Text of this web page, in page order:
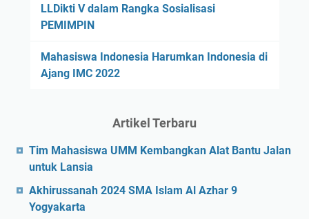
LLDikti V dalam Rangka Sosialisasi
PEMIMPIN
Mahasiswa Indonesia Harumkan Indonesia di
Ajang IMC 2022
Artikel Terbaru
Tim Mahasiswa UMM Kembangkan Alat Bantu Jalan
untuk Lansia
Akhirussanah 2024 SMA Islam Al Azhar 9
Yogyakarta